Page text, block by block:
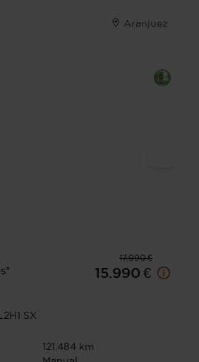
Aranjuez
17.990 €
15.990 €
SX
121.484 km